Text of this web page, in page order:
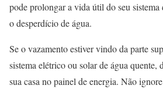
pode prolongar a vida útil do seu sistema
o desperdício de água.
Se o vazamento estiver vindo da parte
sistema elétrico ou solar de água quente,
sua casa no painel de energia. Não